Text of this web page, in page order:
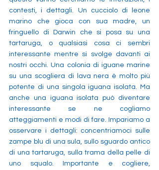
contesti, i dettagli. Un cucciolo di leone
marino che gioca con sua madre, un
fringuello di Darwin che si posa su una
tartaruga, o qualsiasi cosa ci sembri
interessante mentre si svolge davanti ai
nostri occhi. Una colonia di iguane marine
su una scogliera di lava nera è molto più
potente di una singola iguana isolata. Ma
anche una iguana isolata può diventare
interessante se ne cogliamo
atteggiamenti e modi di fare. Impariamo a
osservare i dettagli: concentriamoci sulle
zampe blu di una sula, sullo sguardo antico
di una tartaruga, sulla trama della pelle di
uno squalo. Importante e cogliere,